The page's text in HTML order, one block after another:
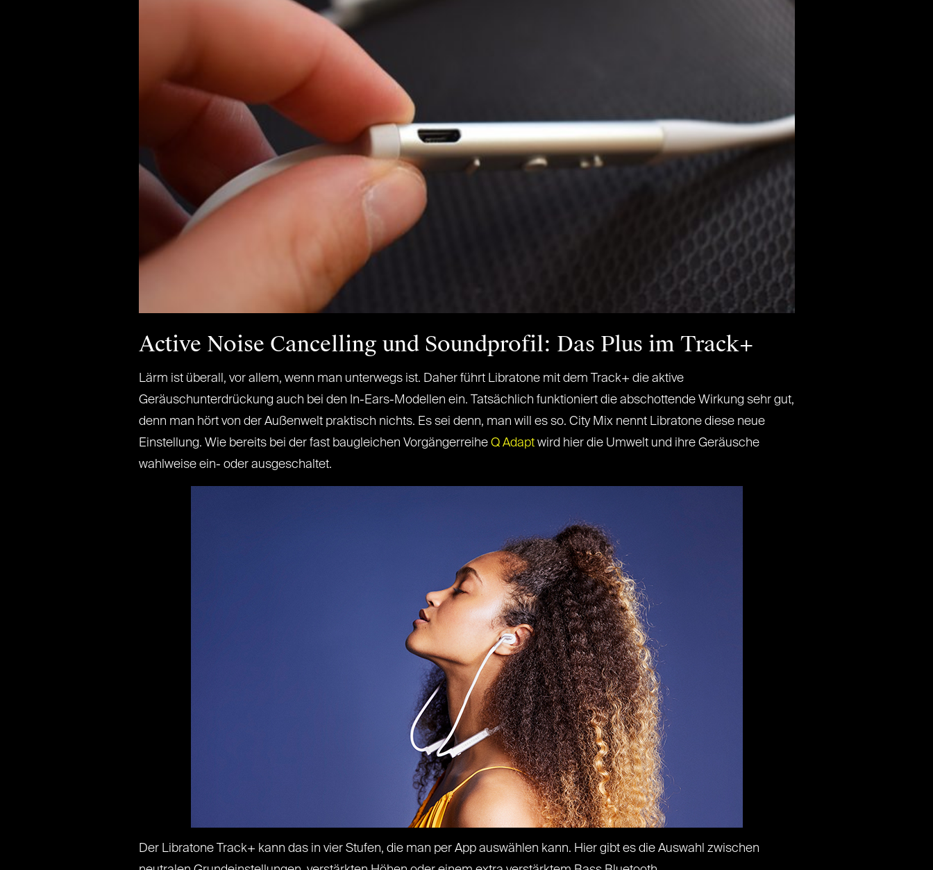
Active Noise Cancelling und Soundprofil: Das Plus im Track+
Lärm ist überall, vor allem, wenn man unterwegs ist. Daher führt Libratone mit dem Track+ die aktive
Geräuschunterdrückung auch bei den In-Ears-Modellen ein. Tatsächlich funktioniert die abschottende Wirkung sehr gut,
denn man hört von der Außenwelt praktisch nichts. Es sei denn, man will es so. City Mix nennt Libratone diese neue
Einstellung. Wie bereits bei der fast baugleichen Vorgängerreihe Q Adaptwird hier die Umwelt und ihre Geräusche
wahlweise ein- oder ausgeschaltet.
Der Libratone Track+ kann das in vier Stufen, die man per App auswählen kann. Hier gibt es die Auswahl zwischen